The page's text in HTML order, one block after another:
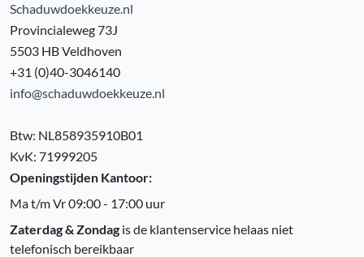
Schaduwdoekkeuze.nl
Provincialeweg 73J
5503 HB Veldhoven
+31 (0)40-3046140
info@schaduwdoekkeuze.nl
Btw: NL858935910B01
KvK: 71999205
Openingstijden Kantoor:
Ma t/m Vr 09:00 - 17:00 uur
Zaterdag & Zondag is de klantenservice helaas niet
telefonisch bereikbaar